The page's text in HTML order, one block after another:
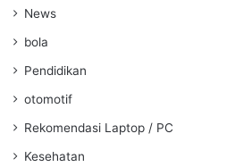
News
bola
Pendidikan
otomotif
Rekomendasi Laptop / PC
Kesehatan